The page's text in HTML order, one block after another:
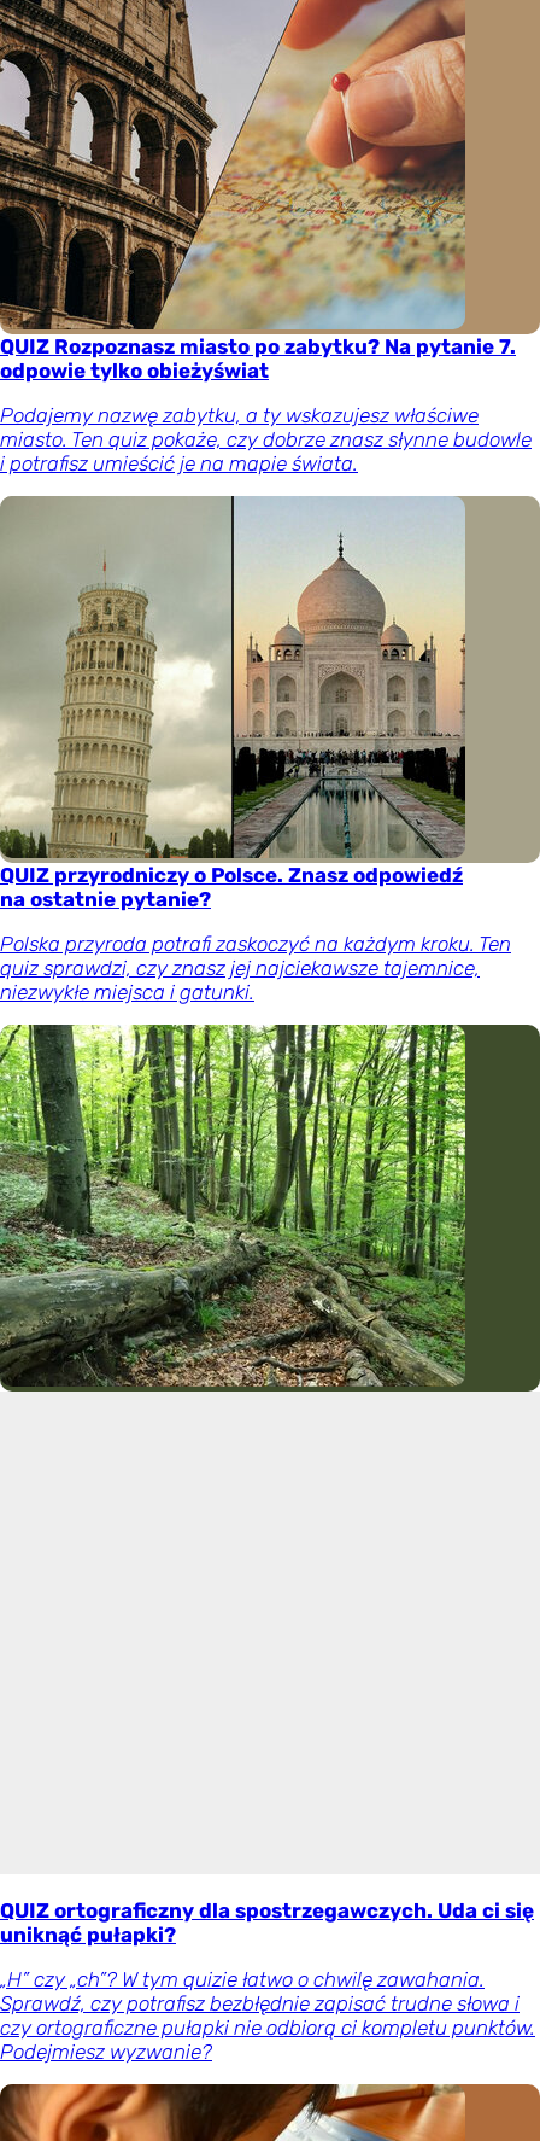
QUIZ Rozpoznasz miasto po zabytku? Na pytanie 7.
odpowie tylko obieżyświat
Podajemy nazwę zabytku, a ty wskazujesz właściwe
miasto. Ten quiz pokaże, czy dobrze znasz słynne budowle
i potrafisz umieścić je na mapie świata.
QUIZ przyrodniczy o Polsce. Znasz odpowiedź
na ostatnie pytanie?
Polska przyroda potrafi zaskoczyć na każdym kroku. Ten
quiz sprawdzi, czy znasz jej najciekawsze tajemnice,
niezwykłe miejsca i gatunki.
QUIZ ortograficzny dla spostrzegawczych. Uda ci się
uniknąć pułapki?
„H” czy „ch”? W tym quizie łatwo o chwilę zawahania.
Sprawdź, czy potrafisz bezbłędnie zapisać trudne słowa i
czy ortograficzne pułapki nie odbiorą ci kompletu punktów.
Podejmiesz wyzwanie?